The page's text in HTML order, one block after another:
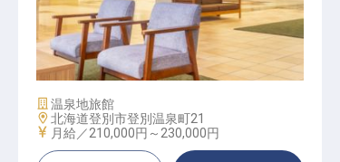
予約スタッフ【登別万世閣】
施設業態
温泉地旅館
勤務地
北海道登別市登別温泉町21
給与
月給／210,000円～ 230,000円